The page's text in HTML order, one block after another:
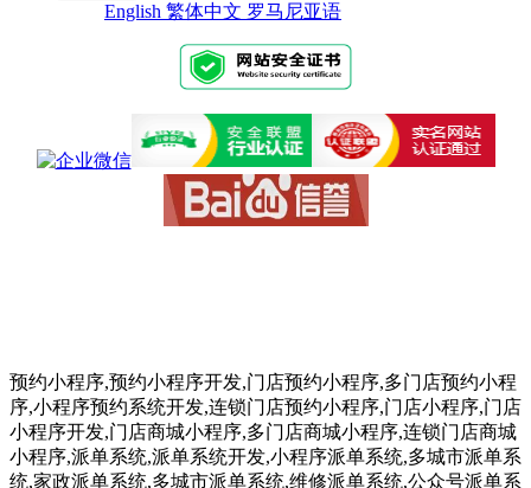
English 繁体中文 罗马尼亚语
预约小程序,预约小程序开发,门店预约小程序,多门店预约小程
序,小程序预约系统开发,连锁门店预约小程序,门店小程序,门店
小程序开发,门店商城小程序,多门店商城小程序,连锁门店商城
小程序,派单系统,派单系统开发,小程序派单系统,多城市派单系
统,家政派单系统,多城市派单系统,维修派单系统,公众号派单系